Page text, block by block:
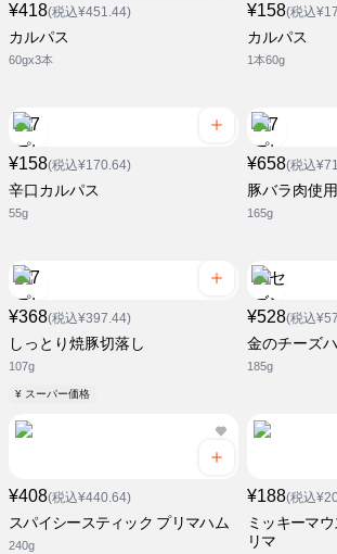
¥418(税込¥451.44)
カルパス
60gx3本
¥158(税込
カルパス
1本60g
¥158(税込¥170.64)
辛口カルパス
55g
¥658(税込
豚バラ肉使
165g
¥368(税込¥397.44)
しっとり焼豚切落し
107g
¥ スーパー価格
¥528(税込
金のチーズ
185g
¥408(税込¥440.64)
スパイシースティック プリマハム
240g
¥188(税込
ミッキーマ
リマ